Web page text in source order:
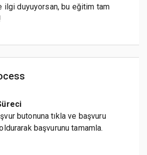
ilgi duyuyorsan, bu eğitim tam
butonuna tıkla ve başvuru
başvurunu tamamla.